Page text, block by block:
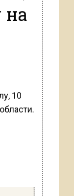
на
10